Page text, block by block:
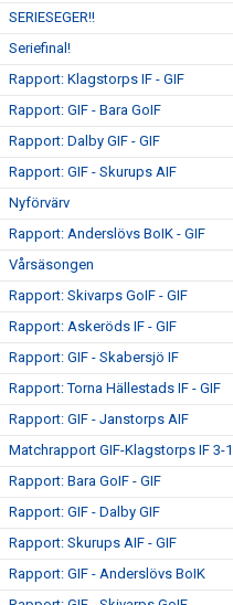
SERIESEGER!!
Seriefinal!
Rapport: Klagstorps IF - GIF
Rapport: GIF - Bara GoIF
Rapport: Dalby GIF - GIF
Rapport: GIF - Skurups AIF
Nyförvärv
Rapport: Anderslövs BoIK - GIF
Vårsäsongen
Rapport: Skivarps GoIF - GIF
Rapport: Askeröds IF - GIF
Rapport: GIF - Skabersjö IF
Rapport: Torna Hällestads IF - GIF
Rapport: GIF - Janstorps AIF
Matchrapport GIF-Klagstorps IF 3-1
Rapport: Bara GoIF - GIF
Rapport: GIF - Dalby GIF
Rapport: Skurups AIF - GIF
Rapport: GIF - Anderslövs BoIK